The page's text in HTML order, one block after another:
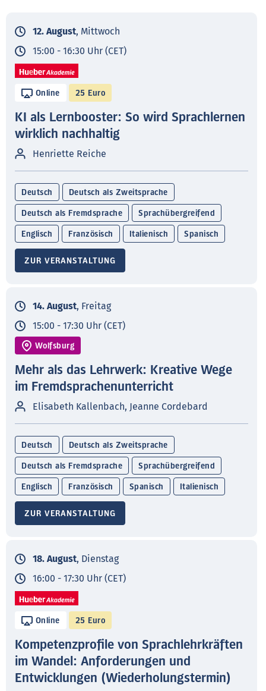
12. August, Mittwoch
15:00 - 16:30 Uhr (CET)
Online 25 Euro
KI als Lernbooster: So wird Sprachlernen
wirklich nachhaltig
Henriette Reiche
Deutsch Deutsch als Zweitsprache
Deutsch als Fremdsprache Sprachübergreifend
Englisch Französisch Italienisch Spanisch
ZUR VERANSTALTUNG
14. August, Freitag
15:00 - 17:30 Uhr (CET)
Wolfsburg
Mehr als das Lehrwerk: Kreative Wege
im Fremdsprachenunterricht
Elisabeth Kallenbach, Jeanne Cordebard
Deutsch Deutsch als Zweitsprache
Deutsch als Fremdsprache Sprachübergreifend
Englisch Französisch Spanisch Italienisch
ZUR VERANSTALTUNG
18. August, Dienstag
16:00 - 17:30 Uhr (CET)
Online 25 Euro
Kompetenzprofile von Sprachlehrkräften
im Wandel: Anforderungen und
Entwicklungen (Wiederholungstermin)